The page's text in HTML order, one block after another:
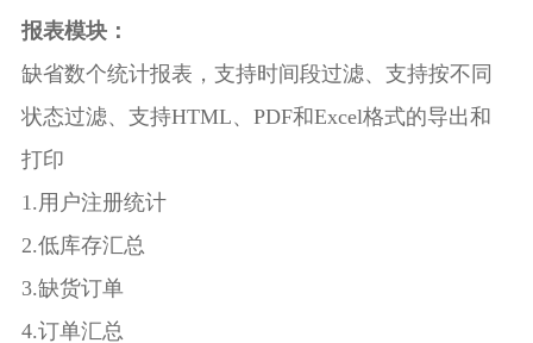
报表模块：
缺省数个统计报表，支持时间段过滤、支持按不同
状态过滤、支持HTML、PDF和Excel格式的导出和
打印
1.用户注册统计
2.低库存汇总
3.缺货订单
4.订单汇总